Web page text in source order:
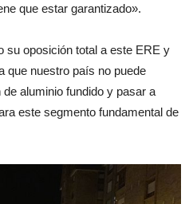
que estar garantizado».
su oposición total a este ERE y
que nuestro país no puede
aluminio fundido y pasar a
este segmento fundamental de